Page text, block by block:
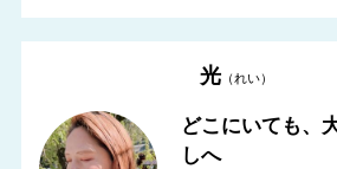
光 れい
どこにいても、
しへ